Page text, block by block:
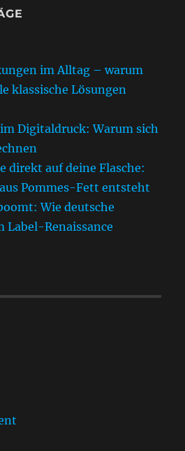
im Alltag – warum
klassische Lösungen
Digitaldruck: Warum sich
direkt auf deine Flasche:
Pommes-Fett entsteht
Wie deutsche
Label-Renaissance